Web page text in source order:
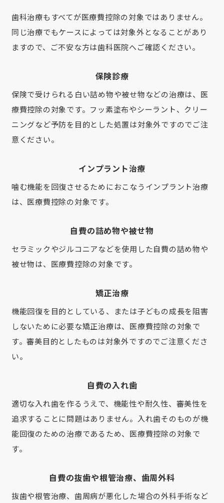
歯科治療もすべてが医療費控除の対象ではありません。
同じ治療でもケースによっては対象外となることがあり
ますので、ご不安な方は歯科医院へご確認ください。
保険診療
保険で受けられる白い詰め物や被せ物などの治療は、医
療費控除の対象です。フッ素塗布やシーラント、クリー
ニングなど予防を目的とした処置は対象外ですのでご注
意ください。
インプラント治療
噛む機能を回復させるためにおこなうインプラント治療
は、医療費控除の対象です。
自費の詰め物や被せ物
セラミックやジルコニアなどを使用した自費の詰め物や
被せ物は、医療費控除の対象です。
矯正治療
機能回復を目的としている、または子どもの成長を阻害
しないために必要な矯正治療は、医療費控除の対象で
す。審美目的としたものは対象外ですのでご注意くださ
い。
自費の入れ歯
適切な入れ歯を作るうえで、機能性や耐久性、審美性を
追求することに問題はありません。入れ歯そのものが機
能回復のための治療であるため、医療費控除の対象で
す。
自費の抜歯や根管治療、歯周外科
抜歯や根管治療、歯周病が悪化した場合の外科手術など